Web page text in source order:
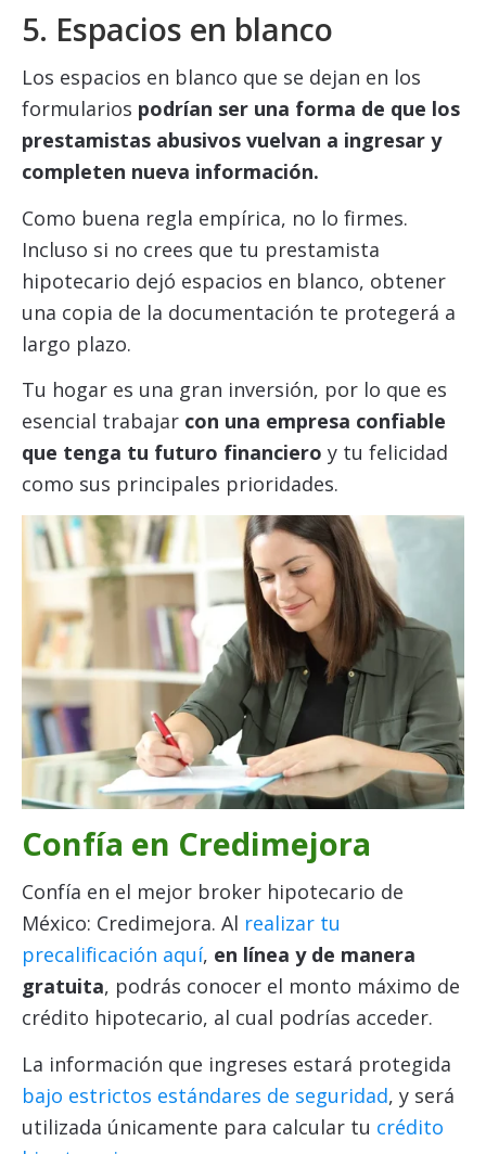
5. Espacios en blanco
Los espacios en blanco que se dejan en los
formularios podrían ser una forma de que los
prestamistas abusivos vuelvan a ingresar y
completen nueva información.
Como buena regla empírica, no lo firmes.
Incluso si no crees que tu prestamista
hipotecario dejó espacios en blanco, obtener
una copia de la documentación te protegerá a
largo plazo.
Tu hogar es una gran inversión, por lo que es
esencial trabajar con una empresa confiable
que tenga tu futuro financiero y tu felicidad
como sus principales prioridades.
Confía en Credimejora
Confía en el mejor broker hipotecario de
México: Credimejora. Al realizar tu
precalificación aquí, en línea y de manera
gratuita, podrás conocer el monto máximo de
crédito hipotecario, al cual podrías acceder.
La información que ingreses estará protegida
bajo estrictos estándares de seguridad, y será
utilizada únicamente para calcular tu crédito